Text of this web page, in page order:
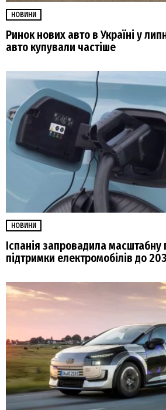
НОВИНИ
Ринок нових авто в Україні у
авто купували частіше
НОВИНИ
Іспанія запровадила масштабну
підтримки електромобілів до